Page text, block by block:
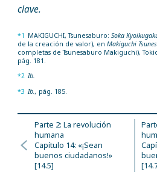
clave.
*1 MAKIGUCHI, Tsunesaburo: Soka
de la creación de valor), en Makiguchi
completas de Tsunesaburo Makiguchi),
pág. 181.
*2 Ib.
*3 Ib., pág. 185.
Parte 2: La revolución
humana
Capítulo 14: «¡Sean
buenos ciudadanos!»
[14.5]